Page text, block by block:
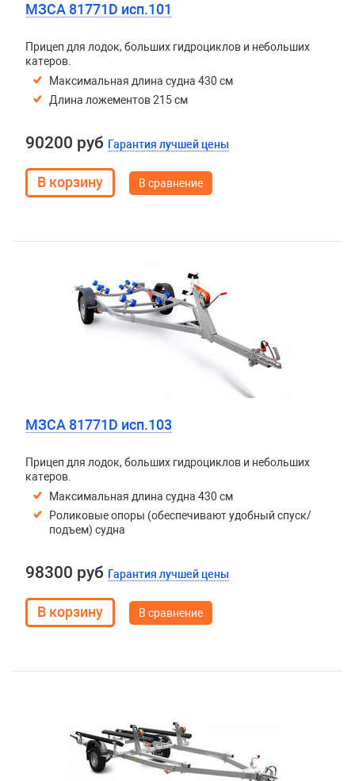
МЗСА 81771D исп.101
Прицеп для лодок, больших гидроциклов и небольших
катеров.
Максимальная длина судна 430 см
Длина ложементов 215 см
90200 руб Гарантия лучшей цены
В сравнение
МЗСА 81771D исп.103
Прицеп для лодок, больших гидроциклов и небольших
катеров.
Максимальная длина судна 430 см
Роликовые опоры (обеспечивают удобный спуск/
подъем) судна
98300 руб Гарантия лучшей цены
В сравнение